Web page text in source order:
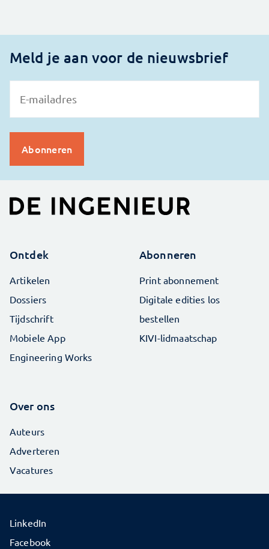
Meld je aan voor de nieuwsbrief
Ontdek
Artikelen
Dossiers
Tijdschrift
Mobiele App
Engineering Works
Abonneren
Print abonnement
Digitale edities los
bestellen
KIVI-lidmaatschap
Over ons
Auteurs
Adverteren
Vacatures
LinkedIn
Facebook